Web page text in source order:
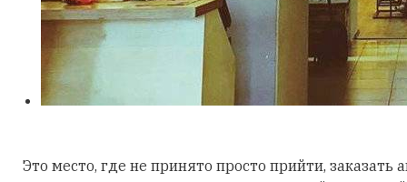
Это место, где не принято просто прийти,